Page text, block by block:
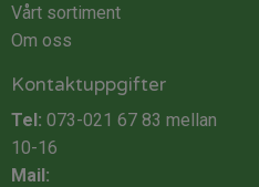
Vårt sortiment
Om oss
Kontaktuppgifter
Tel: 073-021 67 83 mellan
10-16
Mail: